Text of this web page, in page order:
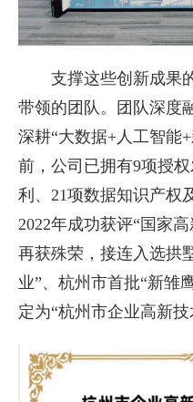
支撑这些创新成果
带领的团队。团队深度
深耕“大数据+人工智能
前，公司已拥有9项授
利、21项数据知识产权
2022年成功获评“国家
再获殊荣，接连入选拱
业”、杭州市首批“新雏
定为“杭州市企业高新技